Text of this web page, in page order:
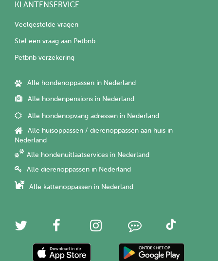
KLANTENSERVICE
Veelgestelde vragen
Stel een vraag aan Petbnb
Petbnb verzekering
Alle hondenoppassen in Nederland
Alle hondenpensions in Nederland
Alle hondenopvang adressen in Nederland
Alle huisoppassen / dierenoppassen aan huis in
Nederland
Alle hondenuitlaatservices in Nederland
Alle dierenoppassen in Nederland
Alle kattenoppassen in Nederland